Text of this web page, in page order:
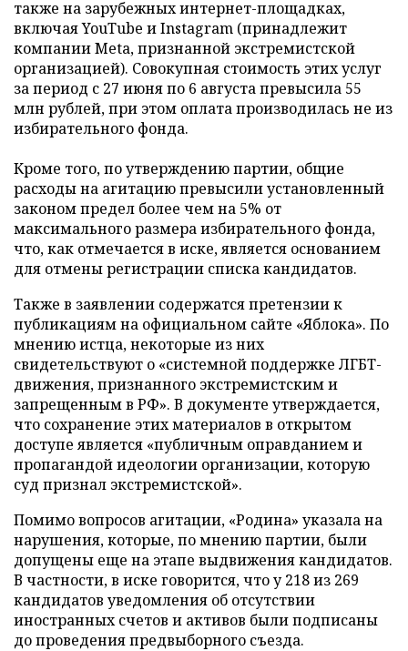
также на зарубежных интернет-площадках,
включая YouTube и Instagram (принадлежит
компании Meta, признанной экстремистской
организацией). Совокупная стоимость этих услуг
за период с 27 июня по 6 августа превысила 55
млн рублей, при этом оплата производилась не из
избирательного фонда.
Кроме того, по утверждению партии, общие
расходы на агитацию превысили установленный
законом предел более чем на 5% от
максимального размера избирательного фонда,
что, как отмечается в иске, является основанием
для отмены регистрации списка кандидатов.
Также в заявлении содержатся претензии к
публикациям на официальном сайте «Яблока». По
мнению истца, некоторые из них
свидетельствуют о «системной поддержке ЛГБТ-
движения, признанного экстремистским и
запрещенным в РФ». В документе утверждается,
что сохранение этих материалов в открытом
доступе является «публичным оправданием и
пропагандой идеологии организации, которую
суд признал экстремистской».
Помимо вопросов агитации, «Родина» указала на
нарушения, которые, по мнению партии, были
допущены еще на этапе выдвижения кандидатов.
В частности, в иске говорится, что у 218 из 269
кандидатов уведомления об отсутствии
иностранных счетов и активов были подписаны
до проведения предвыборного съезда.